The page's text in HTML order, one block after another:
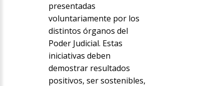
presentadas
voluntariamente por los
distintos órganos del
Poder Judicial. Estas
iniciativas deben
demostrar resultados
positivos, ser sostenibles,